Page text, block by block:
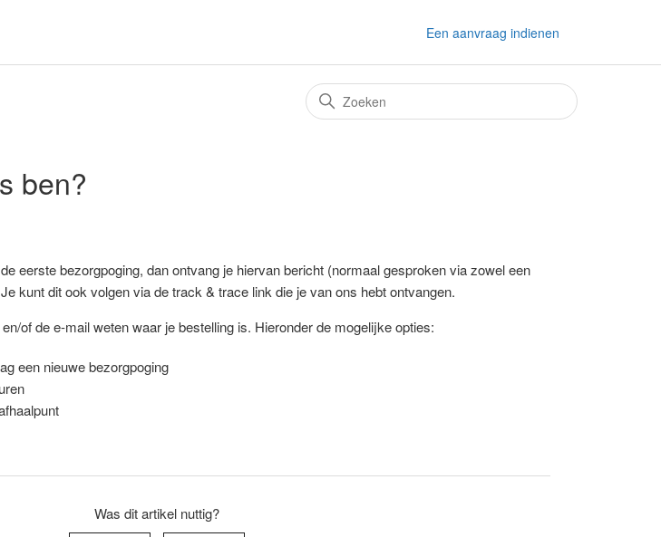
Een aanvraag indienen
ben?
eerste bezorgpoging, dan ontvang je hiervan bericht (normaal gesproken via zowel een
kunt dit ook volgen via de track & trace link die je van ons hebt ontvangen.
of de e-mail weten waar je bestelling is. Hieronder de mogelijke opties:
een nieuwe bezorgpoging
Was dit artikel nuttig?